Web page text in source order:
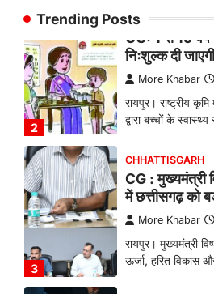
Trending Posts
2
CHHATTISGARH
CG: 1 से 19
निःशुल्क दी
More Khabar
रायपुर। राष्ट्रीय
द्वारा बच्चों के
3
CHHATTISGARH
CG : मुख्यमंत्री
में छत्तीसगढ़ को
More Khabar
रायपुर। मुख्यमंत्री
ऊर्जा, हरित विकास